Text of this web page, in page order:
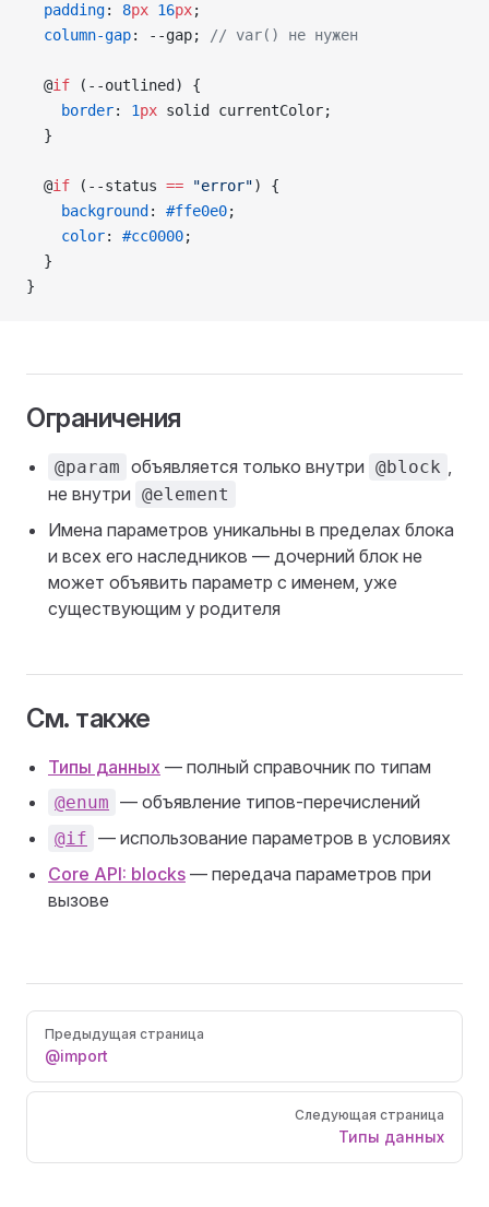
  padding
: 8px 16px;
  column-gap
: --gap; // var() не нужен
  @
if (--outlined) {
    border
: 1px solid currentColor;
  }
  @
if (--status == "error") {
    background
: #ffe0e0;
    color
: #cc0000;
  }
}
Ограничения
@param объявляется только внутри @block ,
не внутри @element
Имена параметров уникальны в пределах блока
и всех его наследников — дочерний блок не
может объявить параметр с именем, уже
существующим у родителя
См. также
Типы данных — полный справочник по типам
@enum — объявление типов-перечислений
@if — использование параметров в условиях
Core API: blocks — передача параметров при
вызове
Pager
Предыдущая страница
@import
Следующая страница
Типы данных